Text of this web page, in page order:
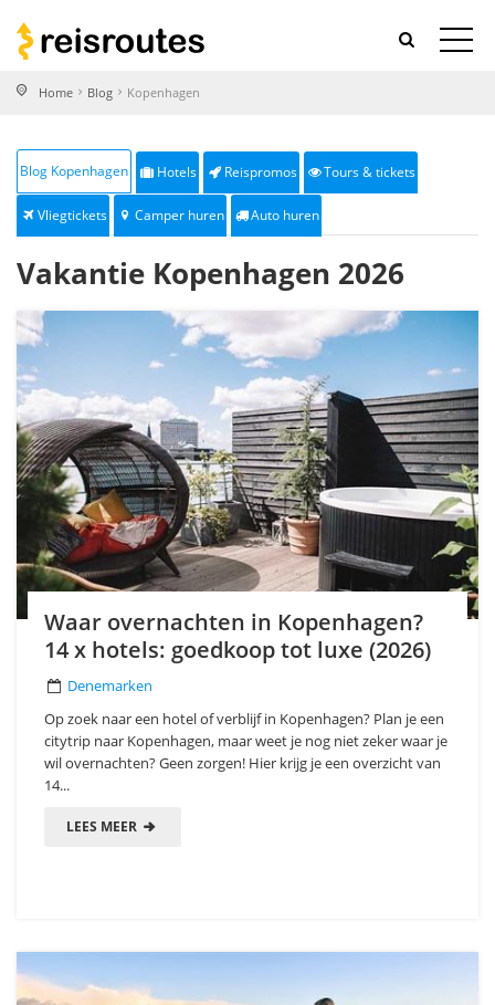
Home Blog Kopenhagen
Blog Kopenhagen Hotels Reispromos Tours & tickets
Vliegtickets Camper huren Auto huren
Vakantie Kopenhagen 2026
Waar overnachten in Kopenhagen?
14 x hotels: goedkoop tot luxe (2026)
Denemarken
Op zoek naar een hotel of verblijf in Kopenhagen? Plan je een
citytrip naar Kopenhagen, maar weet je nog niet zeker waar je
wil overnachten? Geen zorgen! Hier krijg je een overzicht van
14...
LEES MEER